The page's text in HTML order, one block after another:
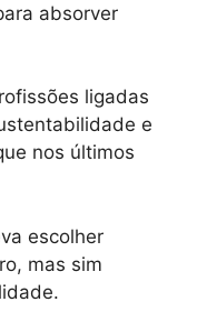
absorver
ligadas
e
nos últimos
escolher
mas sim